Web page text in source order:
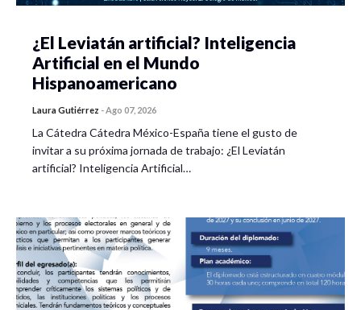
¿El Leviatán artificial? Inteligencia
Artificial en el Mundo
Hispanoamericano
Laura Gutiérrez -Ago 07, 2026
La Cátedra Cátedra México-España tiene el gusto de
invitar a su próxima jornada de trabajo: ¿El Leviatán
artificial? Inteligencia Artificial…